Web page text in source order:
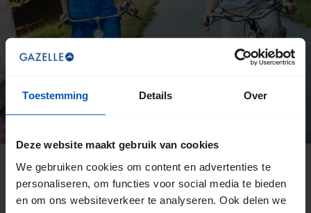
Toestemming Details Over
Deze website maakt gebruik van cookies
We gebruiken cookies om content en advertenties te
personaliseren, om functies voor social media te bieden
en om ons websiteverkeer te analyseren. Ook delen we
De voordelen van een Gazelle